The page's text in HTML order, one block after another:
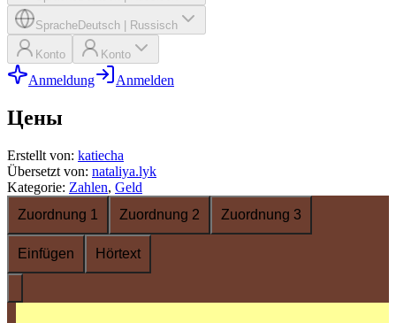
SpracheDeutsch Russisch
Konto Konto
Anmeldung Anmelden
Цены
Erstellt von: katiecha
Übersetzt von: nataliya.lyk
Kategorie: Zahlen, Geld
Zuordnung 1
Zuordnung 2 Zuordnung 3
Einfügen Hörtext